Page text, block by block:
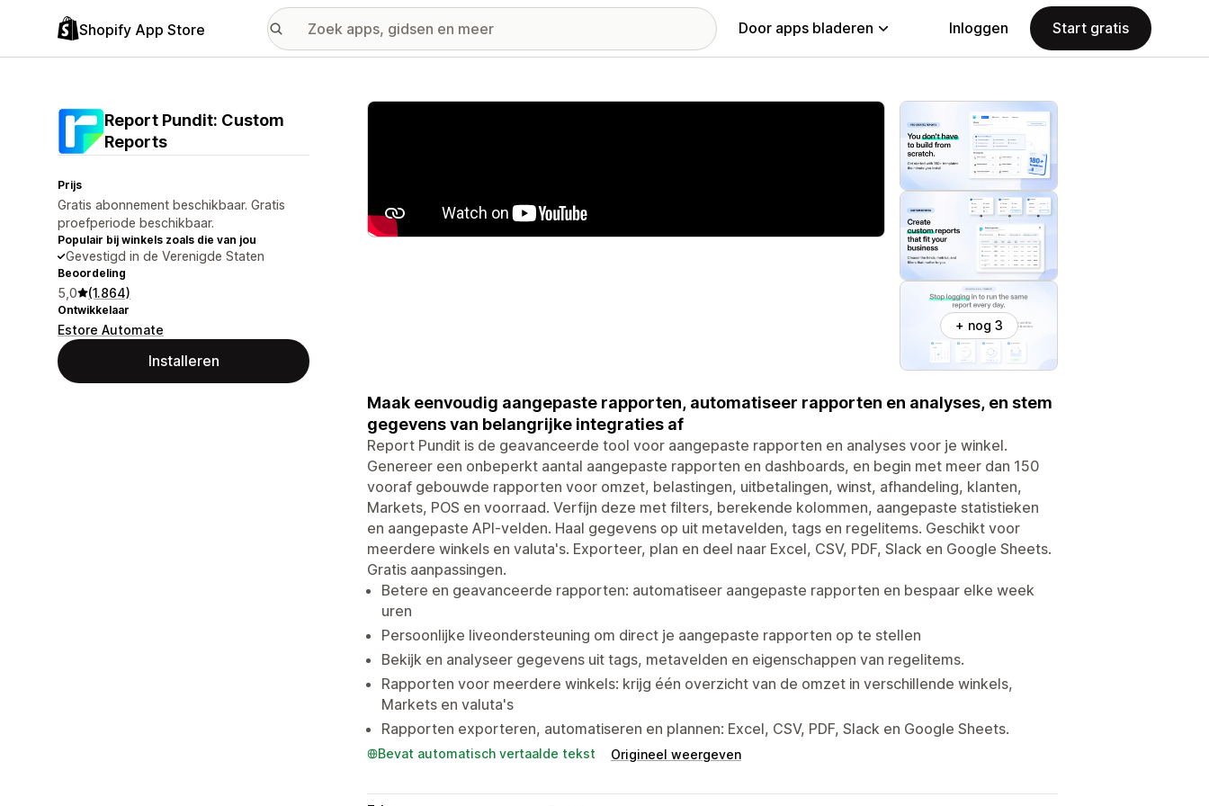
Shopify App Store Door apps bladeren Inloggen Start gratis
Report Pundit: Custom
Reports
Prijs
Gratis abonnement beschikbaar. Gratis
proefperiode beschikbaar.
Populair bij winkels zoals die van jou
Gevestigd in de Verenigde Staten
Beoordeling
5,0 (1.864)
Ontwikkelaar
Estore Automate
Installeren
Galerij met uitgelichte afbeeldingen
+ nog 3
Maak eenvoudig aangepaste rapporten, automatiseer rapporten en analyses, en stem
gegevens van belangrijke integraties af
Report Pundit is de geavanceerde tool voor aangepaste rapporten en analyses voor je winkel.
Genereer een onbeperkt aantal aangepaste rapporten en dashboards, en begin met meer dan 150
vooraf gebouwde rapporten voor omzet, belastingen, uitbetalingen, winst, afhandeling, klanten,
Markets, POS en voorraad. Verfijn deze met filters, berekende kolommen, aangepaste statistieken
en aangepaste API-velden. Haal gegevens op uit metavelden, tags en regelitems. Geschikt voor
meerdere winkels en valuta's. Exporteer, plan en deel naar Excel, CSV, PDF, Slack en Google Sheets.
Gratis aanpassingen.
Betere en geavanceerde rapporten: automatiseer aangepaste rapporten en bespaar elke week
uren
Persoonlijke liveondersteuning om direct je aangepaste rapporten op te stellen
Bekijk en analyseer gegevens uit tags, metavelden en eigenschappen van regelitems.
Rapporten voor meerdere winkels: krijg één overzicht van de omzet in verschillende winkels,
Markets en valuta's
Rapporten exporteren, automatiseren en plannen: Excel, CSV, PDF, Slack en Google Sheets.
Bevat automatisch vertaalde tekst Origineel weergeven